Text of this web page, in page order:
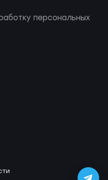
персональных